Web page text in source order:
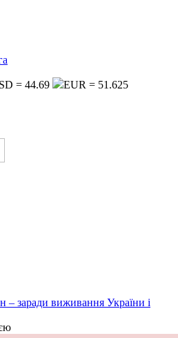
= 44.69
EUR = 51.625
– заради виживання України і